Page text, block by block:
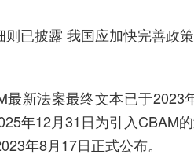
则已披露 我国应加快完善政
最新法案最终文本已于
年12月31日为引入CBAM
年8月17日正式公布。